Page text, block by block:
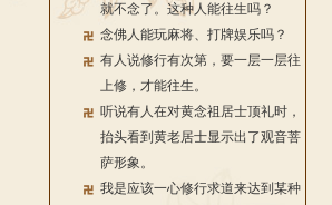
就不念了。这种人能往生吗？
念佛人能玩麻将、打牌娱乐吗？
有人说修行有次第，要一层一层往
上修，才能往生。
听说有人在对黄念祖居士顶礼时，
抬头看到黄老居士显示出了观音菩
萨形象。
我是应该一心修行求道来达到某种